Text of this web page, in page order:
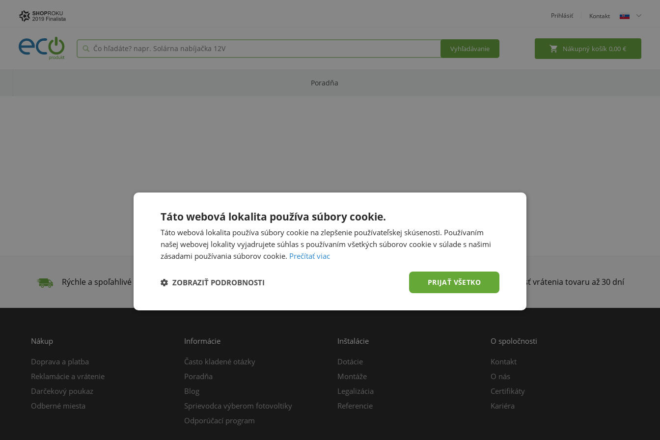
Prihlásiť Kontakt
Vyhľadávanie Nákupný košík 0,00 €
Poradňa
Rýchle a spoľahlivé doručenie Doprava zdarma od 49,00 € do 15 kg Konzultácia zdarma Možnosť vrátenia tovaru až 30 dní
Nákup
Doprava a platba
Reklamácie a vrátenie
Darčekový poukaz
Odberné miesta
Informácie
Často kladené otázky
Poradňa
Blog
Sprievodca výberom fotovoltiky
Odporúčací program
Inštalácie
Dotácie
Montáže
Legalizácia
Referencie
O spoločnosti
Kontakt
O nás
Certifikáty
Kariéra
Táto webová lokalita používa súbory cookie.
Táto webová lokalita používa súbory cookie na zlepšenie používateľskej skúsenosti. Používaním
našej webovej lokality vyjadrujete súhlas s používaním všetkých súborov cookie v súlade s našimi
zásadami používania súborov cookie. Prečítať viac
PRIJAŤ VŠETKO
ZOBRAZIŤ PODROBNOSTI